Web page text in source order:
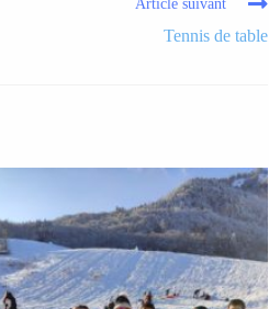
Article suivant
Tennis de table